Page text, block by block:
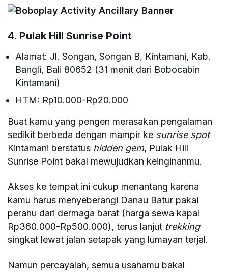
4. Pulak Hill Sunrise Point
Alamat: Jl. Songan, Songan B, Kintamani, Kab.
Bangli, Bali 80652 (31 menit dari Bobocabin
Kintamani)
HTM: Rp10.000-Rp20.000
Buat kamu yang pengen merasakan pengalaman
sedikit berbeda dengan mampir ke sunrise spot
Kintamani berstatus hidden gem, Pulak Hill
Sunrise Point bakal mewujudkan keinginanmu.
Akses ke tempat ini cukup menantang karena
kamu harus menyeberangi Danau Batur pakai
perahu dari dermaga barat (harga sewa kapal
Rp360.000-Rp500.000), terus lanjut trekking
singkat lewat jalan setapak yang lumayan terjal.
Namun percayalah, semua usahamu bakal